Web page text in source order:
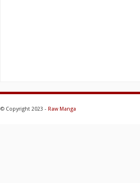
© Copyright 2023 - Raw Manga